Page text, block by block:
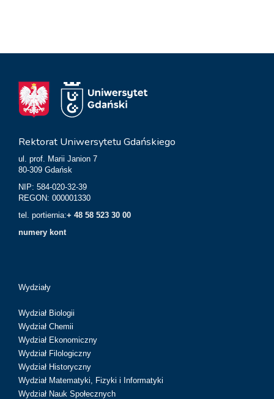
Rektorat Uniwersytetu Gdańskiego
ul. prof. Marii Janion 7
80-309 Gdańsk
NIP: 584-020-32-39
REGON: 000001330
tel. portiernia:+ 48 58 523 30 00
numery kont
Wydziały
Wydział Biologii
Wydział Chemii
Wydział Ekonomiczny
Wydział Filologiczny
Wydział Historyczny
Wydział Matematyki, Fizyki i Informatyki
Wydział Nauk Społecznych